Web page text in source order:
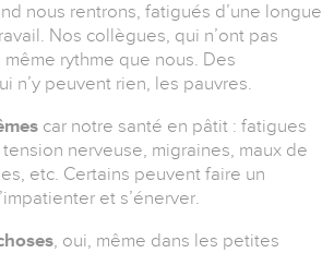
nous rentrons, fatigués d’une longue
Nos collègues, qui n’ont pas
rythme que nous. Des
n’y peuvent rien, les pauvres.
car notre santé en pâtit : fatigues
nerveuse, migraines, maux de
etc. Certains peuvent faire un
et s’énerver.
, oui, même dans les petites